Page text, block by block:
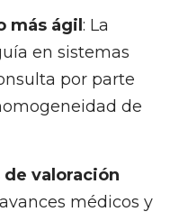
más ágil : La
en sistemas
por parte
de
valoración
médicos y